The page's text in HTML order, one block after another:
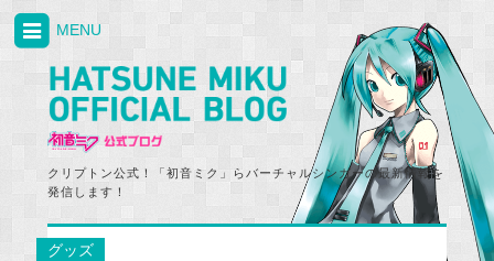
クリプトン公式！「初音ミク」らバーチャルシンガーの最新情報を
発信します！
MENU
グッズ